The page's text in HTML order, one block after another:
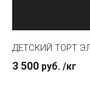
ДЕТСКИЙ ТОРТ
3 500 руб. /кг